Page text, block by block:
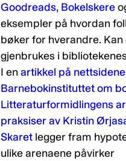
Goodreads, Bokelskere
eksempler på hvordan
bøker for hverandre. Kan
gjenbrukes i
I enartikkel på
Barnebokinstituttet om
Litteraturformidlingens
praksiser av Kristin
Skaret legger fram
ulike arenaene påvirker